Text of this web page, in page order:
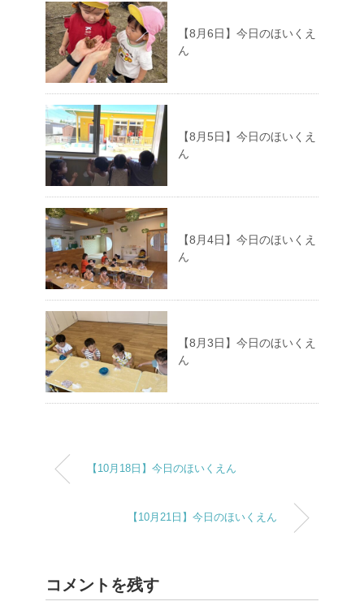
【8月6日】今日のほいくえ
ん
【8月5日】今日のほいくえ
ん
【8月4日】今日のほいくえ
ん
【8月3日】今日のほいくえ
ん
【10月18日】今日のほいくえん
【10月21日】今日のほいくえん
コメントを残す